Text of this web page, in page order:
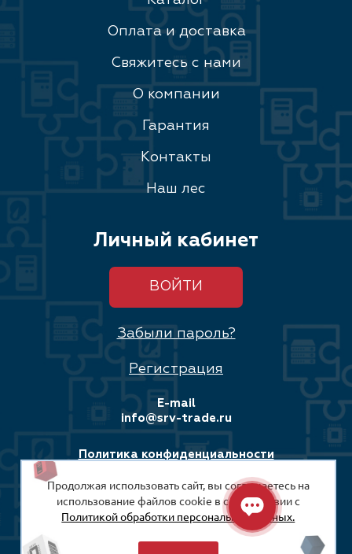
Оплата и доставка
Свяжитесь с нами
О компании
Гарантия
Контакты
Наш лес
Личный кабинет
ВОЙТИ
Забыли пароль?
Регистрация
E-mail
info@srv-trade.ru
Политика конфиденциальности
Соглашение на обработку персональных данных
© 2008-2026
ООО «СРВ-Трейд»
Продолжая использовать сайт, вы соглашаетесь на
использование файлов cookie в соответствии с
Политикой обработки персональных данных.